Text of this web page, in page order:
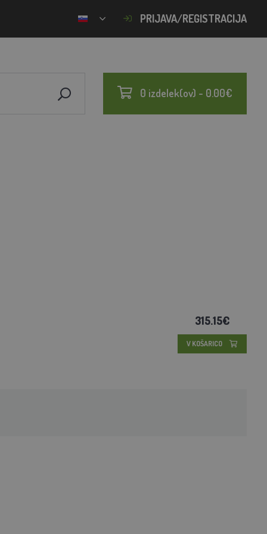
PRIJAVA/REGISTRACIJA
0 izdelek(ov) - 0.00€
315.15€
V KOŠARICO